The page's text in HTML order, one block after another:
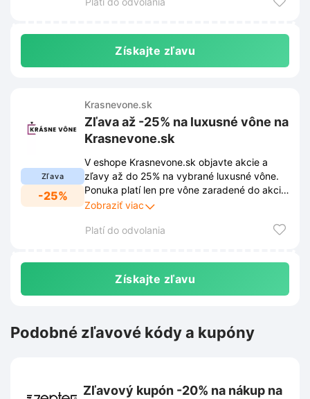
Získajte zľavu
Zľava
-25%
Krasnevone.sk
Zľava až -25% na luxusné vône na
Krasnevone.sk
V eshope Krasnevone.sk objavte akcie a
zľavy až do 25% na vybrané luxusné vône.
Ponuka platí len pre vône zaradené do akcie,
tak neváhajte a urobte si radosť novou
Zobraziť viac
Platí do odvolania
Získajte zľavu
Podobné zľavové kódy a kupóny
Zľavový kupón -20% na nákup na